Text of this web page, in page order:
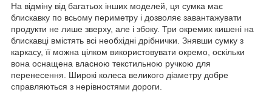
На відміну від багатьох інших моделей, ця сумка має
блискавку по всьому периметру і дозволяє завантажувати
продукти не лише зверху, але і збоку. Три окремих кишені на
блискавці вмістять всі необхідні дрібнички. Знявши сумку з
каркасу, її можна цілком використовувати окремо, оскільки
вона оснащена власною текстильною ручкою для
перенесення. Широкі колеса великого діаметру добре
справляються з нерівностями дороги.